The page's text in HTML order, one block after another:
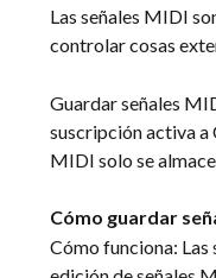
Las señales MIDI
controlar cosas
Guardar señales
suscripción activa a
MIDI solo se
Cómo guardar
Cómo funciona: Las